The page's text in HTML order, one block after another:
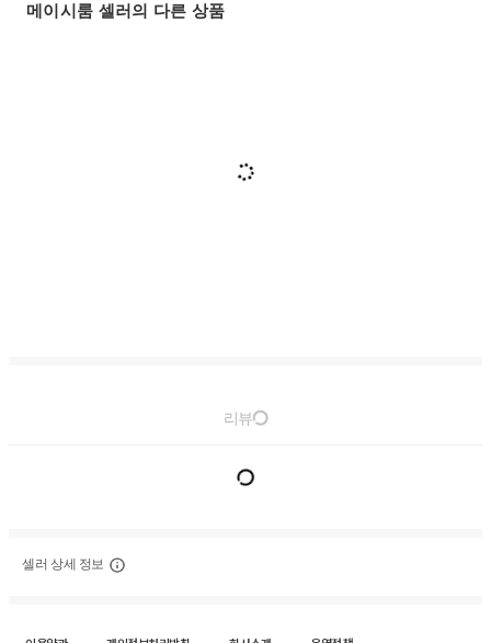
메이시룸 셀러의 다른 상품
리뷰
셀러 상세 정보